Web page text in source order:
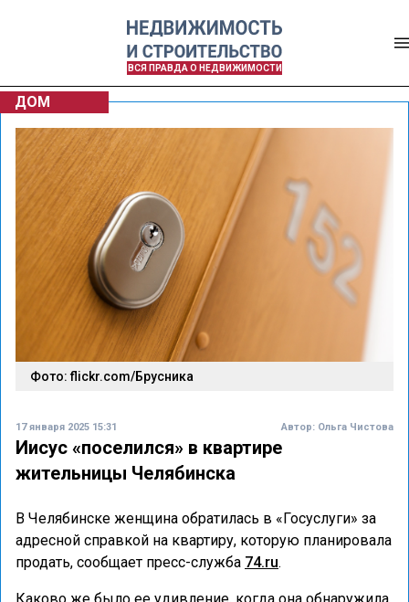
ВСЯ ПРАВДА О НЕДВИЖИМОСТИ
ДОМ
Фото: flickr.com/Брусника
17 января 2025 15:31 Автор: Ольга Чистова
Иисус «поселился» в квартире
жительницы Челябинска
В Челябинске женщина обратилась в «Госуслуги» за
адресной справкой на квартиру, которую планировала
продать, сообщает пресс-служба 74.ru.